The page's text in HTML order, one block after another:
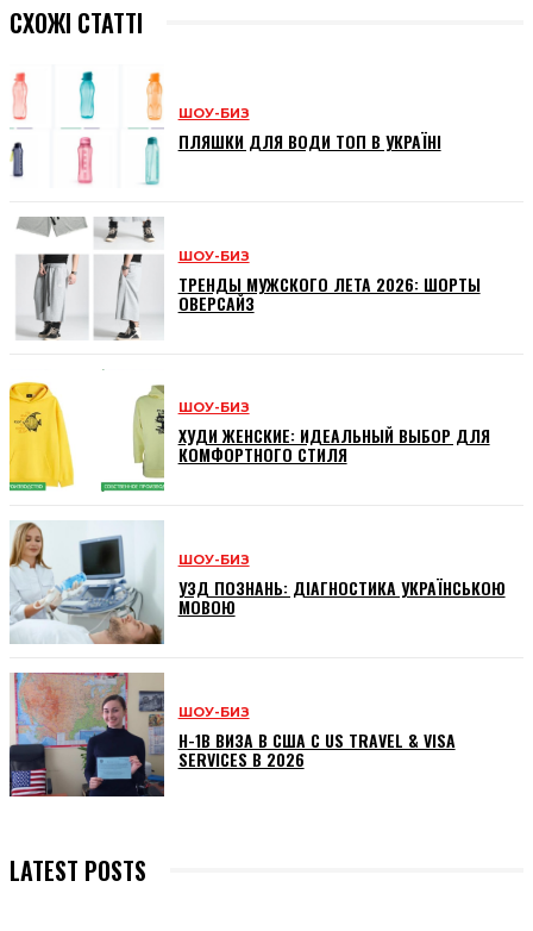
СХОЖІ СТАТТІ
ШОУ-БИЗ
ПЛЯШКИ ДЛЯ ВОДИ ТОП В УКРАЇНІ
ШОУ-БИЗ
ТРЕНДЫ МУЖСКОГО ЛЕТА 2026: ШОРТЫ
ОВЕРСАЙЗ
ШОУ-БИЗ
ХУДИ ЖЕНСКИЕ: ИДЕАЛЬНЫЙ ВЫБОР ДЛЯ
КОМФОРТНОГО СТИЛЯ
ШОУ-БИЗ
УЗД ПОЗНАНЬ: ДІАГНОСТИКА УКРАЇНСЬКОЮ
МОВОЮ
ШОУ-БИЗ
H-1B ВИЗА В США С US TRAVEL & VISA
SERVICES В 2026
LATEST POSTS